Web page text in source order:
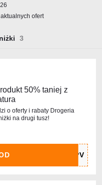
ofert
50% taniej z
o oferty i rabaty Drogeria
na drugi tusz!